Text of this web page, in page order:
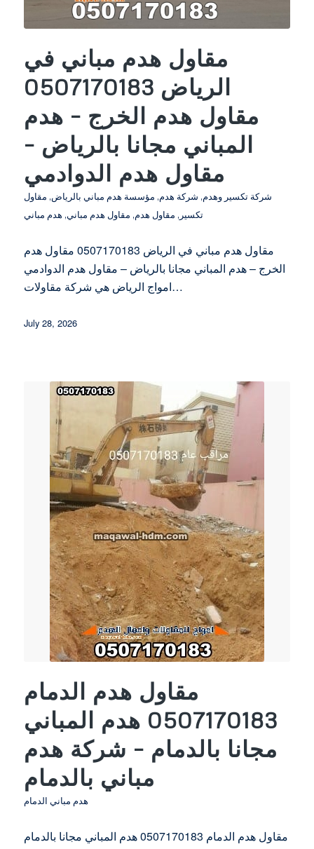
مقاول هدم مباني في
الرياض 0507170183
مقاول هدم الخرج – هدم
المباني مجانا بالرياض –
مقاول هدم الدوادمي
شركة تكسير وهدم, شركة هدم, مؤسسة هدم مباني بالرياض, مقاول
تكسير , مقاول هدم, مقاول هدم مباني, هدم مباني
مقاول هدم مباني في الرياض 0507170183 مقاول هدم
الخرج – هدم المباني مجانا بالرياض – مقاول هدم الدوادمي
امواج الرياض هي شركة مقاولات…
July 28, 2026
مقاول هدم الدمام
0507170183 هدم المباني
مجانا بالدمام – شركة هدم
مباني بالدمام
هدم مباني الدمام
مقاول هدم الدمام 0507170183 هدم المباني مجانا بالدمام